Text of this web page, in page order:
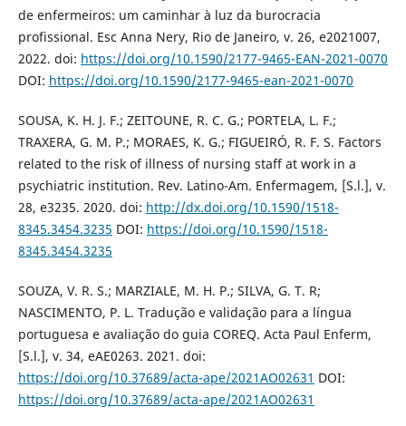
de enfermeiros: um caminhar à luz da burocracia
profissional. Esc Anna Nery, Rio de Janeiro, v. 26, e2021007,
2022. doi: https://doi.org/10.1590/2177-9465-EAN-2021-0070
DOI: https://doi.org/10.1590/2177-9465-ean-2021-0070
SOUSA, K. H. J. F.; ZEITOUNE, R. C. G.; PORTELA, L. F.;
TRAXERA, G. M. P.; MORAES, K. G.; FIGUEIRÓ, R. F. S. Factors
related to the risk of illness of nursing staff at work in a
psychiatric institution. Rev. Latino-Am. Enfermagem, [S.l.], v.
28, e3235. 2020. doi: http://dx.doi.org/10.1590/1518-
8345.3454.3235 DOI: https://doi.org/10.1590/1518-
8345.3454.3235
SOUZA, V. R. S.; MARZIALE, M. H. P.; SILVA, G. T. R;
NASCIMENTO, P. L. Tradução e validação para a língua
portuguesa e avaliação do guia COREQ. Acta Paul Enferm,
[S.l.], v. 34, eAE0263. 2021. doi:
https://doi.org/10.37689/acta-ape/2021AO02631 DOI:
https://doi.org/10.37689/acta-ape/2021AO02631